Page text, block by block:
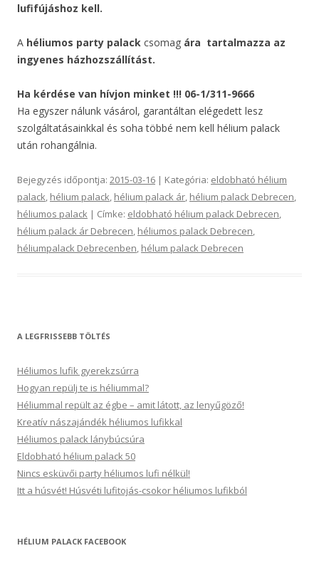
lufifújáshoz kell.
A héliumos party palack csomag ára tartalmazza az
ingyenes házhozszállítást.
Ha kérdése van hívjon minket !!! 06-1/311-9666
Ha egyszer nálunk vásárol, garantáltan elégedett lesz
szolgáltatásainkkal és soha többé nem kell hélium palack
után rohangálnia.
Bejegyzés időpontja: 2015-03-16 | Kategória: eldobható hélium
palack, hélium palack, hélium palack ár, hélium palack Debrecen,
héliumos palack | Címke: eldobható hélium palack Debrecen,
hélium palack ár Debrecen, héliumos palack Debrecen,
héliumpalack Debrecenben, hélum palack Debrecen
A LEGFRISSEBB TÖLTÉS
Héliumos lufik gyerekzsúrra
Hogyan repülj te is héliummal?
Héliummal repült az égbe – amit látott, az lenyűgöző!
Kreatív nászajándék héliumos lufikkal
Héliumos palack lánybúcsúra
Eldobható hélium palack 50
Nincs esküvői party héliumos lufi nélkül!
Itt a húsvét! Húsvéti lufitojás-csokor héliumos lufikból
HÉLIUM PALACK FACEBOOK